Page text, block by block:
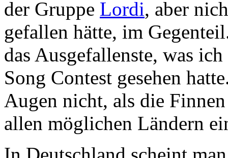
der Gruppe Lordi, aber
gefallen hätte, im
das Ausgefallenste, was
Song Contest gesehen
Augen nicht, als die
allen möglichen Ländern